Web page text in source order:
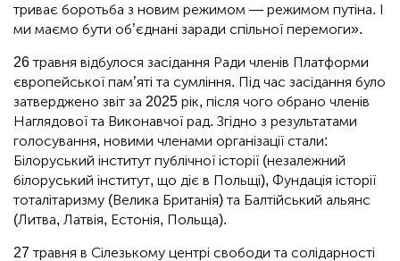
триває боротьба з новим режимом — режимом путіна. І
ми маємо бути об’єднані заради спільної перемоги».
26 травня відбулося засідання Ради членів Платформи
європейської пам’яті та сумління. Під час засідання було
затверджено звіт за 2025 рік, після чого обрано членів
Наглядової та Виконавчої рад. Згідно з результатами
голосування, новими членами організації стали:
Білоруський інститут публічної історії (незалежний
білоруський інститут, що діє в Польщі), Фундація історії
тоталітаризму (Велика Британія) та Балтійський альянс
(Литва, Латвія, Естонія, Польща).
27 травня в Сілезькому центрі свободи та солідарності